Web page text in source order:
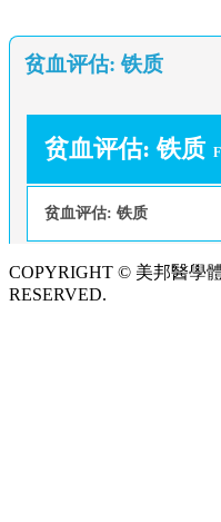
贫血评估: 铁质
贫血评估: 铁质
贫血评估: 铁质
COPYRIGHT © 美邦醫學
RESERVED.